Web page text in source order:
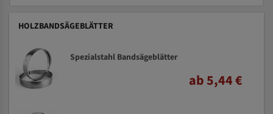
HOLZBANDSÄGEBLÄTTER
Spezialstahl Bandsägeblätter
ab 5,44 €